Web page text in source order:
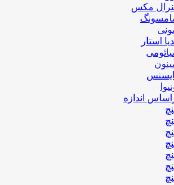
مکس
استار
اندازه